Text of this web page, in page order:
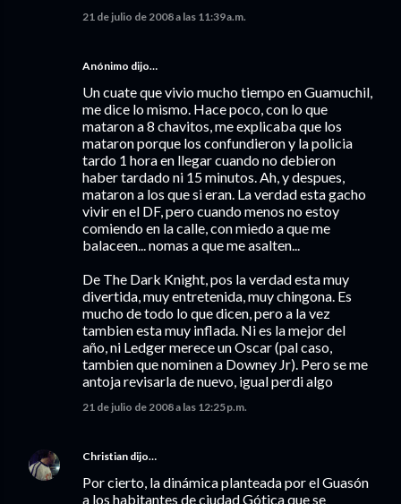
21 de julio de 2008 a las 11:39 a.m.
Anónimo dijo…
Un cuate que vivio mucho tiempo en Guamuchil,
me dice lo mismo. Hace poco, con lo que
mataron a 8 chavitos, me explicaba que los
mataron porque los confundieron y la policia
tardo 1 hora en llegar cuando no debieron
haber tardado ni 15 minutos. Ah, y despues,
mataron a los que si eran. La verdad esta gacho
vivir en el DF, pero cuando menos no estoy
comiendo en la calle, con miedo a que me
balaceen... nomas a que me asalten...
De The Dark Knight, pos la verdad esta muy
divertida, muy entretenida, muy chingona. Es
mucho de todo lo que dicen, pero a la vez
tambien esta muy inflada. Ni es la mejor del
año, ni Ledger merece un Oscar (pal caso,
tambien que nominen a Downey Jr). Pero se me
antoja revisarla de nuevo, igual perdi algo
21 de julio de 2008 a las 12:25 p.m.
Christian dijo…
Por cierto, la dinámica planteada por el Guasón
a los habitantes de ciudad Gótica que se